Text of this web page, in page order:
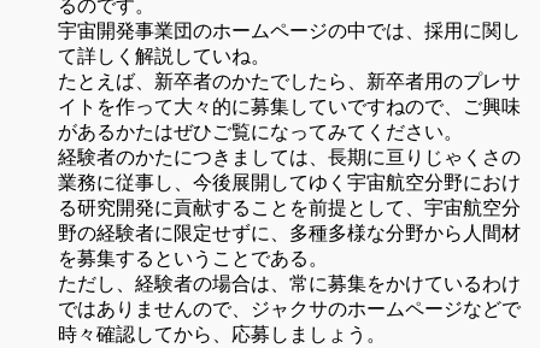
るのです。
宇宙開発事業団のホームページの中では、採用に関し
て詳しく解説していね。
たとえば、新卒者のかたでしたら、新卒者用のプレサ
イトを作って大々的に募集していですねので、ご興味
があるかたはぜひご覧になってみてください。
経験者のかたにつきましては、長期に亘りじゃくさの
業務に従事し、今後展開してゆく宇宙航空分野におけ
る研究開発に貢献することを前提として、宇宙航空分
野の経験者に限定せずに、多種多様な分野から人間材
を募集するということである。
ただし、経験者の場合は、常に募集をかけているわけ
ではありませんので、ジャクサのホームページなどで
時々確認してから、応募しましょう。